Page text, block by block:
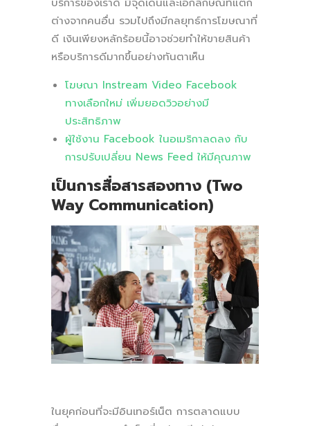
ต่างจากคนอื่น รวมไปถึงมีกลยุทธ์การโฆษณาที่
ดี เงินเพียงหลักร้อยนี้อาจช่วยทำให้ขายสินค้า
หรือบริการดีมากขึ้นอย่างทันตาเห็น
โฆษณา Instream Video Facebook
ทางเลือกใหม่ เพิ่มยอดวิวอย่างมี
ประสิทธิภาพ
ผู้ใช้งาน Facebook ในอเมริกาลดลง กับ
การปรับเปลี่ยน News Feed ให้มีคุณภาพ
เป็นการสื่อสารสองทาง (Two
Way Communication)
ในยุคก่อนที่จะมีอินเทอร์เน็ต การตลาดแบบ